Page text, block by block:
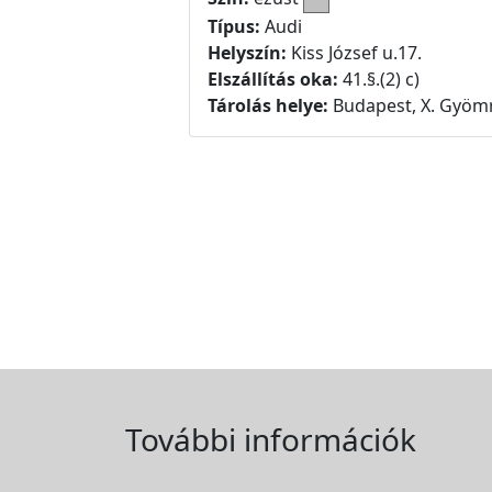
Típus: Audi
Helyszín: Kiss József u.17.
Elszállítás oka: 41.§.(2) c)
Tárolás helye: Budapest, X.
További információk